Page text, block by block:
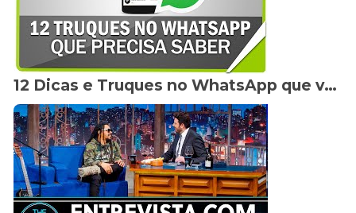
12 Dicas e Truques no WhatsApp que você precisa conhecer